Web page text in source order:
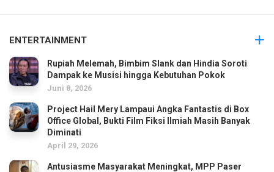
ENTERTAINMENT
Rupiah Melemah, Bimbim Slank dan Hindia Soroti
Dampak ke Musisi hingga Kebutuhan Pokok
Juni 8, 2026
Project Hail Mery Lampaui Angka Fantastis di Box
Office Global, Bukti Film Fiksi Ilmiah Masih Banyak
Diminati
April 29, 2026
Antusiasme Masyarakat Meningkat, MPP Paser